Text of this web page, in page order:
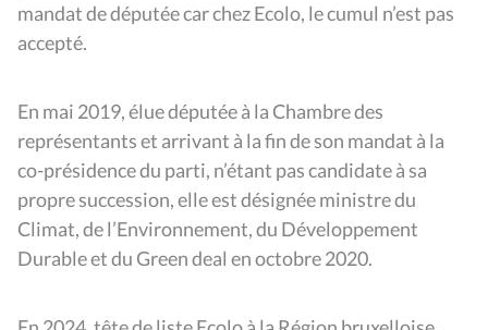
mandat de députée car chez Ecolo, le cumul n’est pas
accepté.
En mai 2019, élue députée à la Chambre des
représentants et arrivant à la fin de son mandat à la
co-présidence du parti, n’étant pas candidate à sa
propre succession, elle est désignée ministre du
Climat, de l’Environnement, du Développement
Durable et du Green deal en octobre 2020.